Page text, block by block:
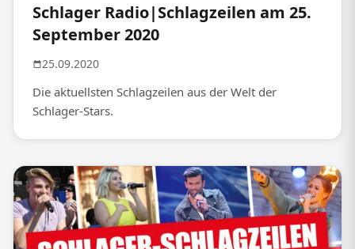
Schlager Radio|Schlagzeilen am 25.
September 2020
25.09.2020
Die aktuellsten Schlagzeilen aus der Welt der
Schlager-Stars.